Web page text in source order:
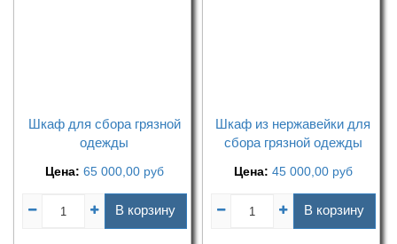
Шкаф для сбора грязной
одежды
Цена: 65 000,00 руб
В корзину
Шкаф из нержавейки для
сбора грязной одежды
Цена: 45 000,00 руб
В корзину